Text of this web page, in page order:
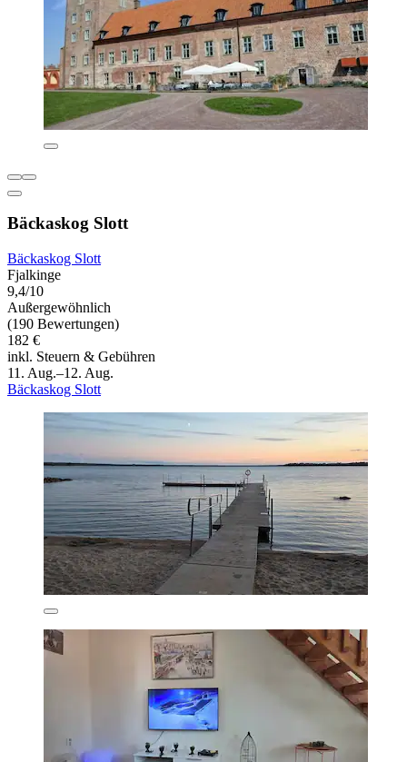
Bäckaskog Slott
Bäckaskog Slott
Fjalkinge
9,4/10
Außergewöhnlich
(190 Bewertungen)
182 €
inkl. Steuern & Gebühren
11. Aug.–12. Aug.
Bäckaskog Slott